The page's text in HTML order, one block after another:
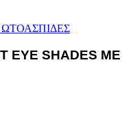
EYE SHADES ME